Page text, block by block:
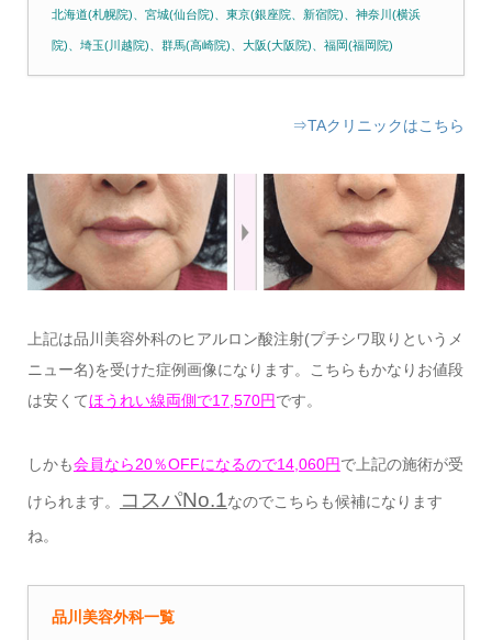
北海道(札幌院)、宮城(仙台院)、東京(銀座院、新宿院)、神奈川(横浜
院)、埼玉(川越院)、群馬(高崎院)、大阪(大阪院)、福岡(福岡院)
⇒TAクリニックはこちら
上記は品川美容外科のヒアルロン酸注射(プチシワ取りというメ
ニュー名)を受けた症例画像になります。こちらもかなりお値段
は安くてほうれい線両側で17,570円です。
しかも会員なら20％OFFになるので14,060円で上記の施術が受
けられます。 コスパNo.1なのでこちらも候補になります
ね。
品川美容外科一覧